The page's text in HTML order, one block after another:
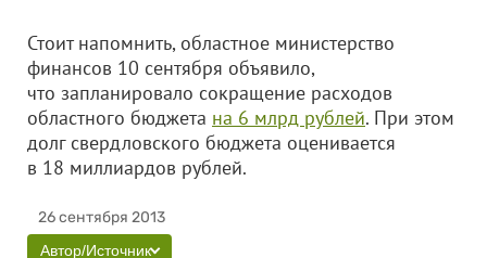
Стоит напомнить, областное министерство
финансов 10 сентября объявило,
что запланировало сокращение расходов
областного бюджета на 6 млрд рублей. При этом
долг свердловского бюджета оценивается
в 18 миллиардов рублей.
26 сентября 2013
Автор/Источник